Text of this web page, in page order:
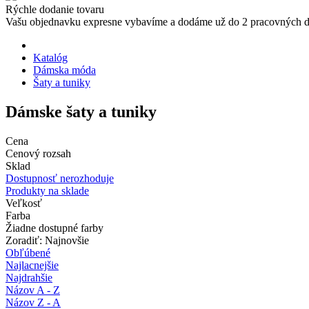
Rýchle dodanie tovaru
Vašu objednavku expresne vybavíme a dodáme už do 2 pracovných
Katalóg
Dámska móda
Šaty a tuniky
Dámske šaty a tuniky
Cena
Cenový rozsah
Sklad
Dostupnosť nerozhoduje
Produkty na sklade
Veľkosť
Farba
Žiadne dostupné farby
Zoradiť: Najnovšie
Obľúbené
Najlacnejšie
Najdrahšie
Názov A - Z
Názov Z - A